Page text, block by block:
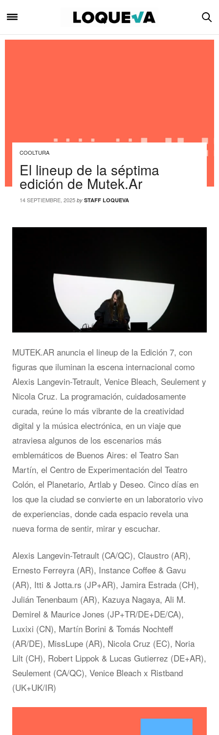
COOLTURA
El lineup de la séptima
edición de Mutek.Ar
14 SEPTIEMBRE, 2025 by STAFF LOQUEVA
MUTEK.AR anuncia el lineup de la Edición 7, con
figuras que iluminan la escena internacional como
Alexis Langevin-Tetrault, Venice Bleach, Seulement y
Nicola Cruz. La programación, cuidadosamente
curada, reúne lo más vibrante de la creatividad
digital y la música electrónica, en un viaje que
atraviesa algunos de los escenarios más
emblemáticos de Buenos Aires: el Teatro San
Martín, el Centro de Experimentación del Teatro
Colón, el Planetario, Artlab y Deseo. Cinco días en
los que la ciudad se convierte en un laboratorio vivo
de experiencias, donde cada espacio revela una
nueva forma de sentir, mirar y escuchar.
Alexis Langevin-Tetrault (CA/QC), Claustro (AR),
Ernesto Ferreyra (AR), Instance Coffee & Gavu
(AR), Itti & Jotta.rs (JP+AR), Jamira Estrada (CH),
Julián Tenenbaum (AR), Kazuya Nagaya, Ali M.
Demirel & Maurice Jones (JP+TR/DE+DE/CA),
Luxixi (CN), Martín Borini & Tomás Nochteff
(AR/DE), MissLupe (AR), Nicola Cruz (EC), Noria
Lilt (CH), Robert Lippok & Lucas Gutierrez (DE+AR),
Seulement (CA/QC), Venice Bleach x Ristband
(UK+UK/IR)